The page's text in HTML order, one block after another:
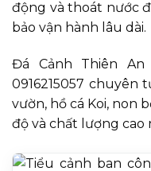
động và thoát nước
bảo vận hành lâu dài.
Đá Cảnh Thiên An
0916215057 chuyên
vườn, hồ cá Koi, non
độ và chất lượng cao